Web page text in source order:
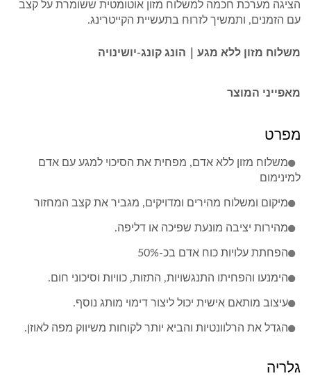
הציגה מערכת חכמה למשלוח מזון אוטומטית ששומרת על קצב
עם הזמנים, ותמשיך לזרוח בתעשיית הקייטרינג.
משלוח מזון ללא מגע｜הונג קונג-יושינויה
מאפייני המוצר
מפרט
משלוח מזון ללא אדם, מפחית את הסיכוי למגע עם אדם
למינימום
מיקום ומשלוח מהירים ומדויקים, מגביר את קצב המחזור
מהירות יציבה מונעת שפיכה או דליפה.
הפחתת עלויות כוח אדם בכ-50%
הימנעו והפחיתו התנגשויות, התזות, כוויות וסיכוני חום.
עיצוב מותאם אישית יכול ליצור דימוי מותג נוסף.
הגדל את הרלוונטיות והביא יותר לקוחות משיווק מפה לאוזן.
גלריה